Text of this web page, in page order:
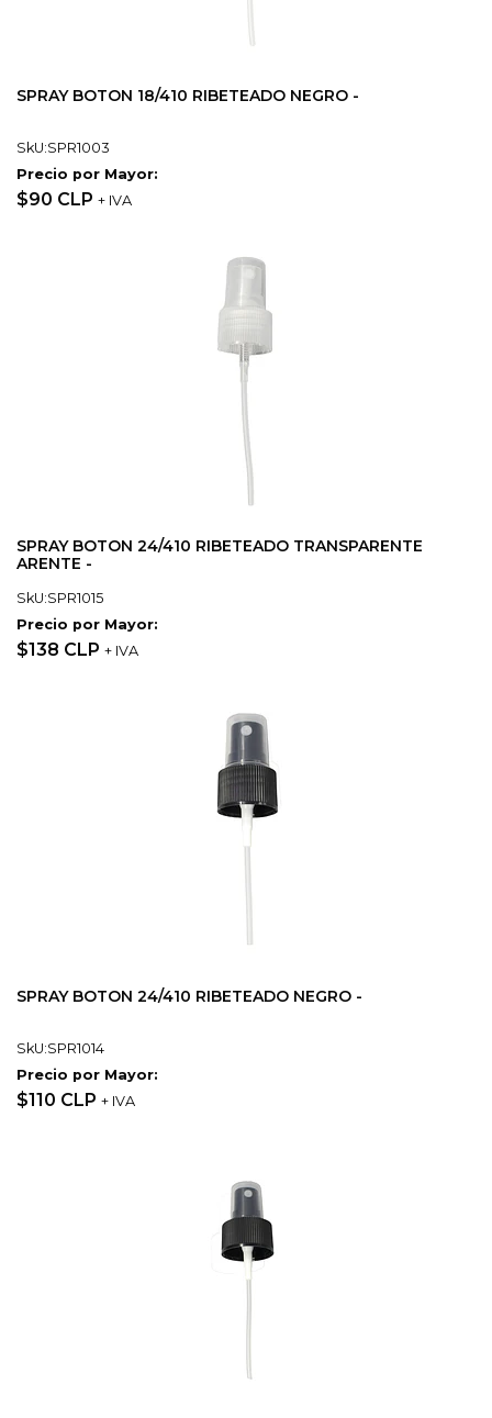
SPRAY BOTON 18/410 RIBETEADO NEGRO -
SkU:SPR1003
Precio por Mayor:
$90 CLP + IVA
SPRAY BOTON 24/410 RIBETEADO TRANSPARENTE
ARENTE -
SkU:SPR1015
Precio por Mayor:
$138 CLP + IVA
SPRAY BOTON 24/410 RIBETEADO NEGRO -
SkU:SPR1014
Precio por Mayor:
$110 CLP + IVA